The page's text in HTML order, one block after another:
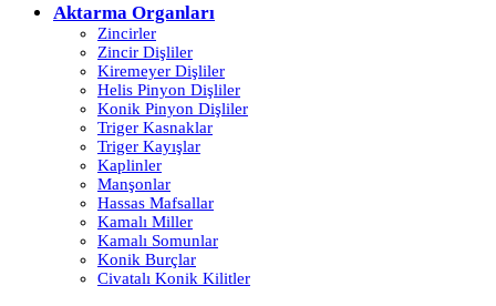
Aktarma Organları
Zincirler
Zincir Dişliler
Kiremeyer Dişliler
Helis Pinyon Dişliler
Konik Pinyon Dişliler
Triger Kasnaklar
Triger Kayışlar
Kaplinler
Manşonlar
Hassas Mafsallar
Kamalı Miller
Kamalı Somunlar
Konik Burçlar
Civatalı Konik Kilitler